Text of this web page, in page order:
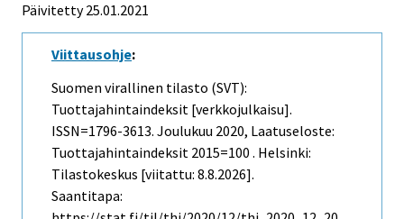
Päivitetty 25.01.2021
Viittausohje:
Suomen virallinen tilasto (SVT):
Tuottajahintaindeksit [verkkojulkaisu].
ISSN=1796-3613. Joulukuu 2020, Laatuseloste:
Tuottajahintaindeksit 2015=100 . Helsinki:
Tilastokeskus [viitattu: 8.8.2026].
Saantitapa: